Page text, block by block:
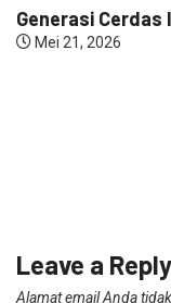
Generasi
Mei 21, 2026
Leave a Reply
Alamat email Anda